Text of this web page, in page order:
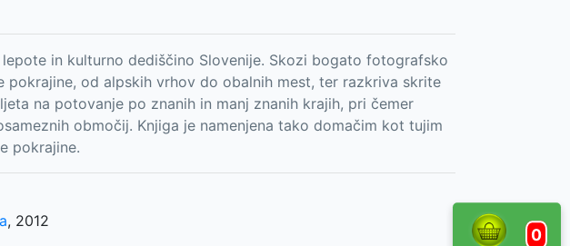
0
in kulturno dediščino Slovenije. Skozi bogato fotografsko
pokrajine, od alpskih vrhov do obalnih mest, ter razkriva skrite
na potovanje po znanih in manj znanih krajih, pri čemer
območij. Knjiga je namenjena tako domačim kot tujim
pokrajine.
, 2012